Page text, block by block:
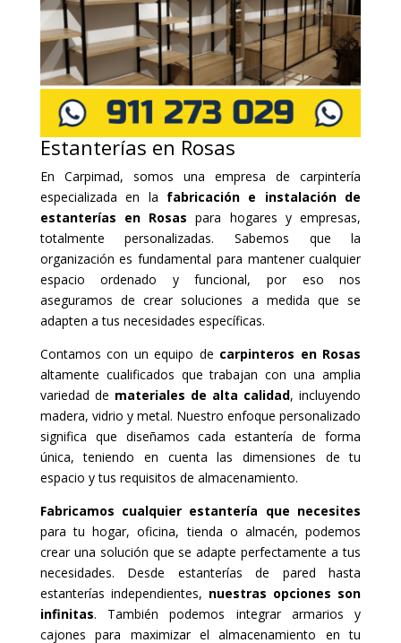
Estanterías en Rosas
En Carpimad, somos una empresa de carpintería
especializada en la fabricación e instalación de
estanterías en Rosas para hogares y empresas,
totalmente personalizadas. Sabemos que la
organización es fundamental para mantener cualquier
espacio ordenado y funcional, por eso nos
aseguramos de crear soluciones a medida que se
adapten a tus necesidades específicas.
Contamos con un equipo de carpinteros en Rosas
altamente cualificados que trabajan con una amplia
variedad de materiales de alta calidad, incluyendo
madera, vidrio y metal. Nuestro enfoque personalizado
significa que diseñamos cada estantería de forma
única, teniendo en cuenta las dimensiones de tu
espacio y tus requisitos de almacenamiento.
Fabricamos cualquier estantería que necesites
para tu hogar, oficina, tienda o almacén, podemos
crear una solución que se adapte perfectamente a tus
necesidades. Desde estanterías de pared hasta
estanterías independientes, nuestras opciones son
infinitas. También podemos integrar armarios y
cajones para maximizar el almacenamiento en tu